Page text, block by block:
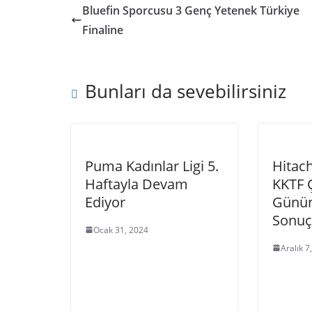
Bluefin Sporcusu 3 Genç Yetenek Türkiye
Finaline
Bunları da sevebilirsiniz
Puma Kadınlar Ligi 5.
Haftayla Devam
Ediyor
Ocak 31, 2024
KKTF
Aralık